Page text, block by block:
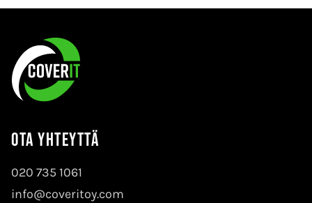
Ota yhteyttä
020 735 1061
info@coveritoy.com